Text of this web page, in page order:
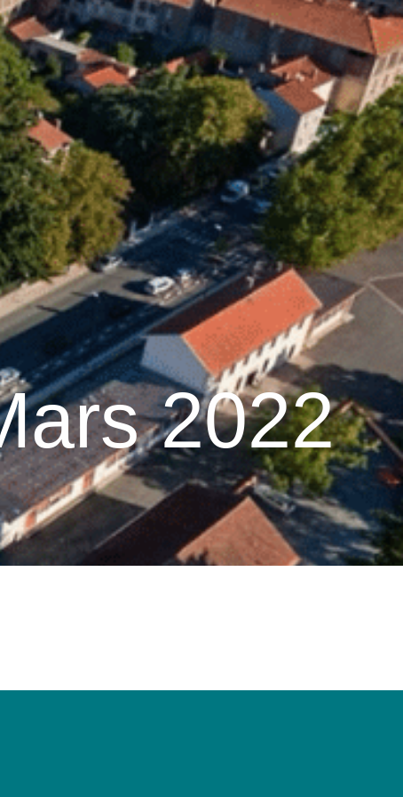
Services pratiques 17 °C
2022